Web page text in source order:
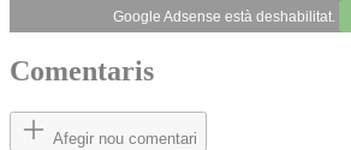
Google Adsense està deshabilitat.
Comentaris
Afegir nou comentari